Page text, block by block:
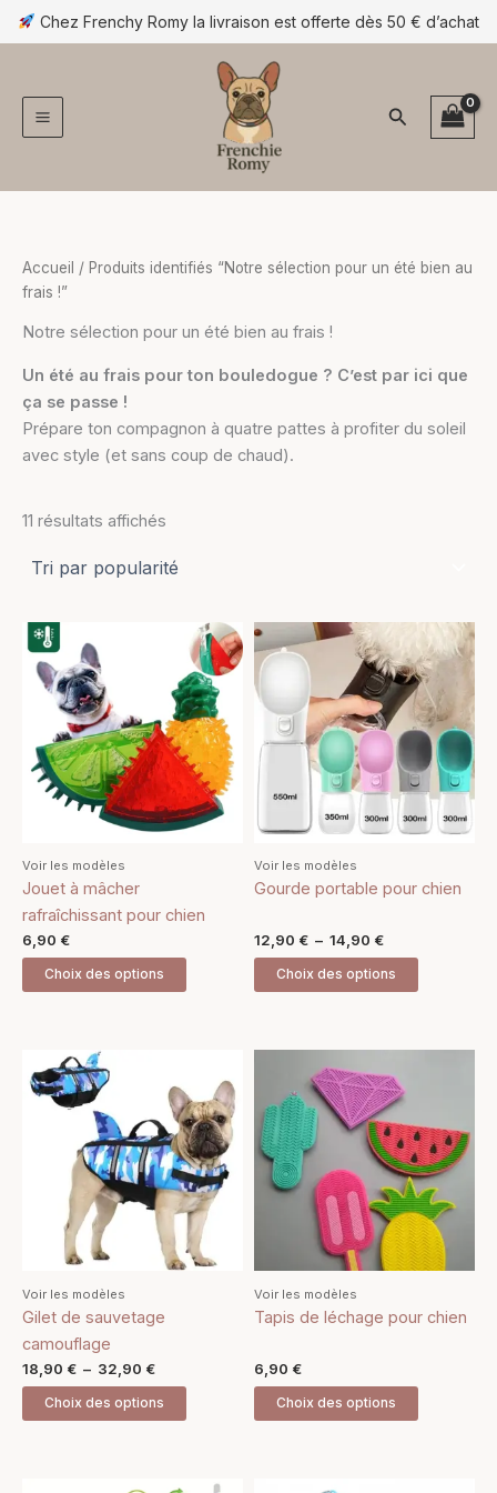
Aller
au
Chez Frenchy Romy la livraison est offerte dès 50 € d’achat
Rechercher
Accueil / Produits identifiés “Notre sélection pour un été bien au
frais !”
Notre sélection pour un été bien au frais !
Un été au frais pour ton bouledogue ? C’est par ici que
ça se passe !
Prépare ton compagnon à quatre pattes à profiter du soleil
avec style (et sans coup de chaud).
11 résultats affichés
par
popularité
Voir les modèles
Jouet à mâcher
rafraîchissant pour chien
6,90 €
Choix des options
Ce
produit
a
plusieurs
variations.
Les
options
peuvent
la
page
Voir les modèles
Gourde portable pour chien
12,90 € – 14,90 €
Plage
de
prix :
12,90 €
à
14,90 €
Choix des options
produit
a
plusieurs
variations.
Les
options
peuvent
sur
page
Voir les modèles
Gilet de sauvetage
camouflage
18,90 € – 32,90 €
prix :
18,90 €
à
32,90 €
Choix des options
produit
a
plusieurs
variations.
Les
options
peuvent
Voir les modèles
Tapis de léchage pour chien
6,90 €
Choix des options
plusieurs
variations.
Les
options
peuvent
être
sur
Plage